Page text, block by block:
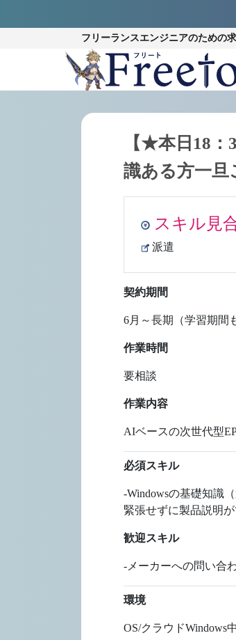
フリーランスエンジニアのための
【★本日18
識ある方一旦
スキル見
派遣
契約期間
6月～長期（学習期間
作業時間
要相談
作業内容
AIベースの次世代型
必須スキル
-Windowsの基礎知識
緊張せずに製品説明
歓迎スキル
-メーカーへの問い合
環境
OS/クラウドWindows